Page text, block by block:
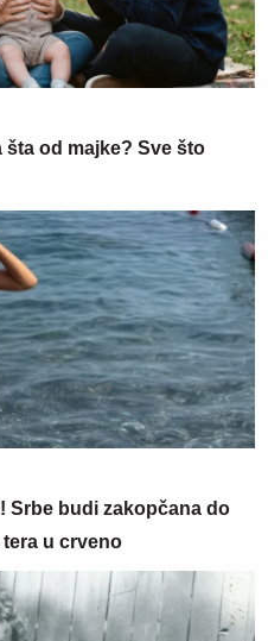
šta od majke? Sve što
Srbe budi zakopčana do
u crveno